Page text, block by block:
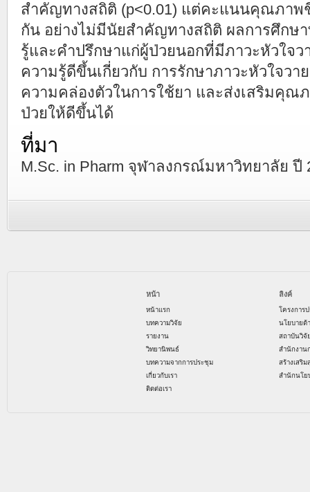
สำคัญทางสถิติ (p<0.01) แต่คะแนนคุณภาพ
กัน อย่างไม่มีนัยสำคัญทางสถิติ ผลการศึกษ
รู้และคำปรึกษาแก่ผู้ป่วยนอกที่มีภาวะหัวใจ
ความรู้ดีขึ้นเกี่ยวกับ การรักษาภาวะหัวใจว
ความคล่องตัวในการใช้ยา และส่งเสริมคุ
ป่วยให้ดีขึ้นได้
ที่มา
M.Sc. in Pharm จุฬาลงกรณ์มหาวิทยาลัย ปี
หน้า
หน้าแรก
บทความวิจัย
รายงาน
วิทยานิพนธ์
บทความจากการประชุม
เกี่ยวกับเรา
ติดต่อเรา
ลิงค์
โครงการ
นโยบายด้
สถาบันวิจั
สำนักงาน
สร้างเสริ
สำนักนโย